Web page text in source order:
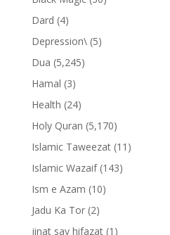
Dard (4)
Depression\(5)
Dua (5,245)
Hamal (3)
Health (24)
Holy Quran (5,170)
Islamic Taweezat(11)
Islamic Wazaif(143)
Ism e Azam (10)
Jadu Ka Tor(2)
jinat say hifazat(1)